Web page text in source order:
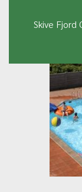
Skive Fjord